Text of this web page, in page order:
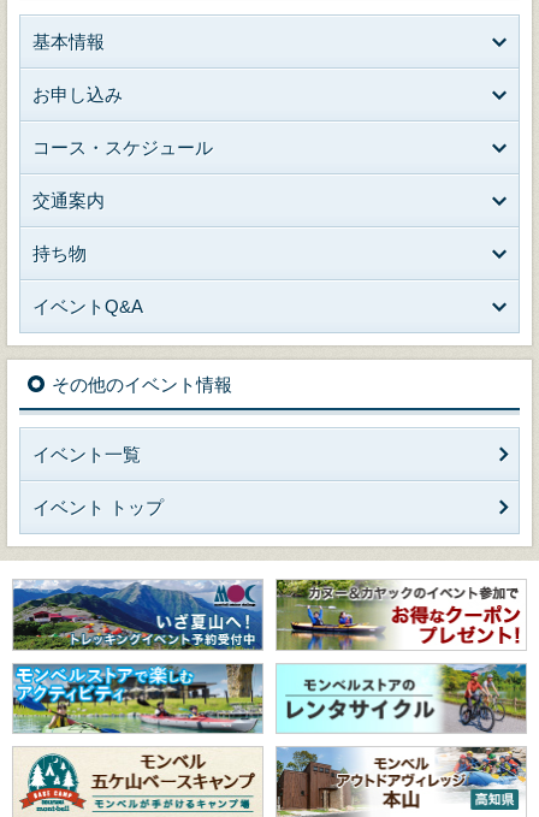
基本情報
お申し込み
コース・スケジュール
交通案内
持ち物
イベントQ&A
その他のイベント情報
イベント一覧
イベント トップ